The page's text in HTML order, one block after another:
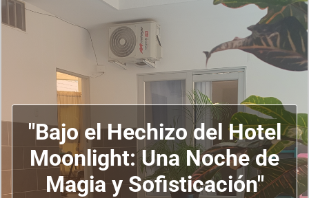
"Bajo el Hechizo del Hotel
Moonlight: Una Noche de
Magia y Sofisticación"